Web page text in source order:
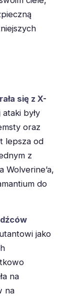
się z X-
były
oraz
lepsza od
z
Wolverine’a,
do
jako
na
na